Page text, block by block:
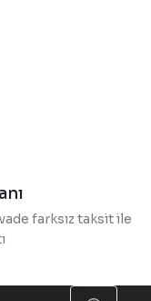
farksız taksit ile